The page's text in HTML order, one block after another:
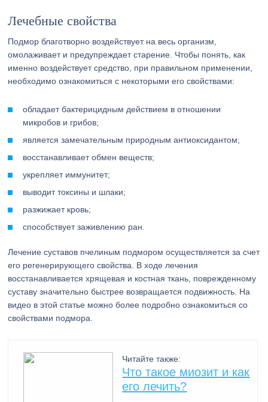
Лечебные свойства
Подмор благотворно воздействует на весь организм,
омолаживает и предупреждает старение. Чтобы понять, как
именно воздействует средство, при правильном применении,
необходимо ознакомиться с некоторыми его свойствами:
обладает бактерицидным действием в отношении
микробов и грибов;
является замечательным природным антиоксидантом;
восстанавливает обмен веществ;
укрепляет иммунитет;
выводит токсины и шлаки;
разжижает кровь;
способствует заживлению ран.
Лечение суставов пчелиным подмором осуществляется за счет
его регенерирующего свойства. В ходе лечения
восстанавливается хрящевая и костная ткань, поврежденному
суставу значительно быстрее возвращается подвижность. На
видео в этой статье можно более подробно ознакомиться со
свойствами подмора.
Читайте также:
Что такое миозит и как
его лечить?